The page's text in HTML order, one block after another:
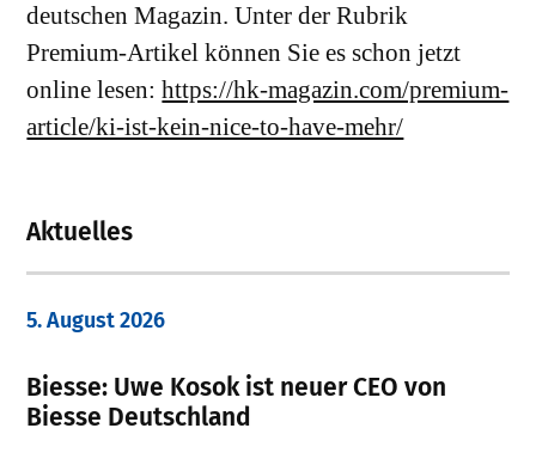
deutschen Magazin. Unter der Rubrik
Premium-Artikel können Sie es schon jetzt
online lesen:https://hk-magazin.com/premium-
article/ki-ist-kein-nice-to-have-mehr/
Aktuelles
5. August 2026
Biesse: Uwe Kosok ist neuer CEO von
Biesse Deutschland